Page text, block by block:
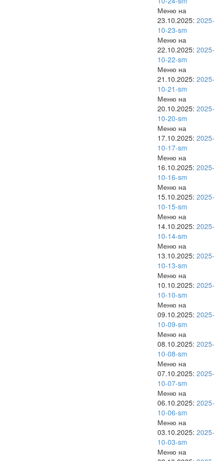
Меню на
23.10.2025: 2025-
10-23-sm
Меню на
22.10.2025: 2025-
10-22-sm
Меню на
21.10.2025: 2025-
10-21-sm
Меню на
20.10.2025: 2025-
10-20-sm
Меню на
17.10.2025: 2025-
10-17-sm
Меню на
16.10.2025: 2025-
10-16-sm
Меню на
15.10.2025: 2025-
10-15-sm
Меню на
14.10.2025: 2025-
10-14-sm
Меню на
13.10.2025: 2025-
10-13-sm
Меню на
10.10.2025: 2025-
10-10-sm
Меню на
09.10.2025: 2025-
10-09-sm
Меню на
08.10.2025: 2025-
10-08-sm
Меню на
07.10.2025: 2025-
10-07-sm
Меню на
06.10.2025: 2025-
10-06-sm
Меню на
03.10.2025: 2025-
10-03-sm
Меню на